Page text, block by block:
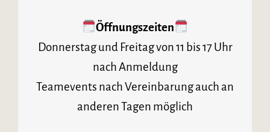
Öffnungszeiten
Donnerstag und Freitag von 11 bis 17 Uhr
nach Anmeldung
Teamevents nach Vereinbarung auch an
anderen Tagen möglich